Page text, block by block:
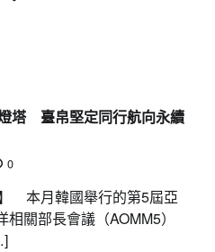
塔 臺帛堅定同行航向永續
0
本月韓國舉行的第5屆亞
關部長會議（AOMM5）